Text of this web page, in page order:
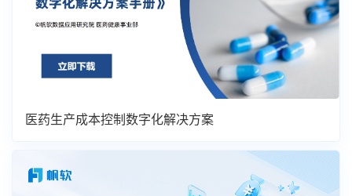
医药生产成本控制数字化解决方案